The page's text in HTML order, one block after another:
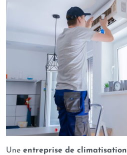
Une entreprise de climatisation